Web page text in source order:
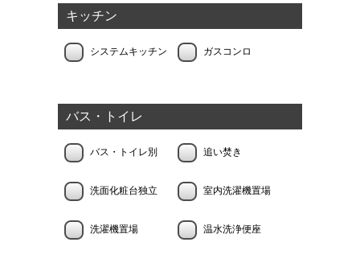
キッチン
システムキッチン ガスコンロ
バス・トイレ
バス・トイレ別 追い焚き
洗面化粧台独立 室内洗濯機置場
洗濯機置場 温水洗浄便座